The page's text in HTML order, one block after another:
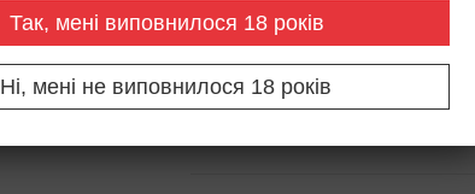
Повідомити, коли з'явиться
Так, мені виповнилося 18 років
Ні, мені не виповнилося 18 років